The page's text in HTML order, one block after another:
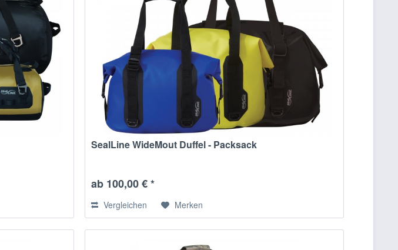
SealLine WideMout Duffel - Packsack
ab 100,00 € *
Vergleichen Merken